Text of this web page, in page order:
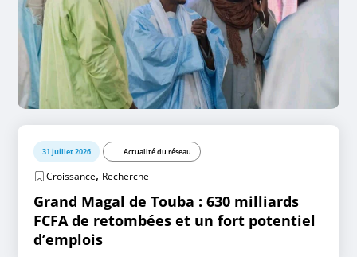
31 juillet 2026 Actualité du réseau
Croissance, Recherche
Grand Magal de Touba : 630 milliards
FCFA de retombées et un fort potentiel
d’emplois